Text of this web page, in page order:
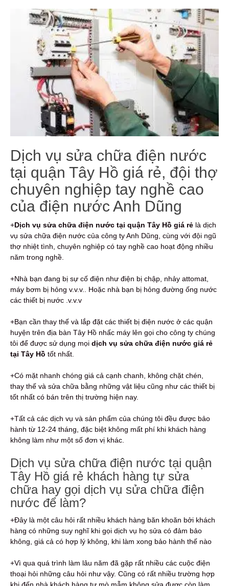
Dịch vụ sửa chữa điện nước
tại quận Tây Hồ giá rẻ, đội thợ
chuyên nghiệp tay nghề cao
của điện nước Anh Dũng
+Dịch vụ sửa chữa điện nước tại quận Tây Hồ giá rẻ là dịch
vụ sửa chữa điện nước của công ty Anh Dũng, cùng với đội ngũ
thợ nhiệt tình, chuyên nghiệp có tay nghề cao hoạt động nhiều
năm trong nghề.
+Nhà bạn đang bị sự cố điện như điện bị chập, nhảy attomat,
máy bơm bị hỏng v.v.v.. Hoặc nhà bạn bị hỏng đường ống nước
các thiết bị nước .v.v.v
+Bạn cần thay thế và lắp đặt các thiết bị điện nước ở các quận
huyện trên địa bàn Tây Hồ nhấc máy lên gọi cho công ty chúng
tôi để được sử dụng mọi dịch vụ sửa chữa điện nước giá rẻ
tại Tây Hồ tốt nhất.
+Có mặt nhanh chóng giá cả cạnh chanh, không chặt chén,
thay thế và sửa chữa bằng những vật liệu cũng như các thiết bị
tốt nhất có bán trên thị trường hiện nay.
+Tất cả các dịch vụ và sản phẩm của chúng tôi đều được bảo
hành từ 12-24 tháng, đặc biệt không mất phí khi khách hàng
không làm như một số đơn vị khác.
Dịch vụ sửa chữa điện nước tại quận
Tây Hồ giá rẻ khách hàng tự sửa
chữa hay gọi dịch vụ sửa chữa điện
nước để làm?
+Đây là một câu hỏi rất nhiều khách hàng băn khoăn bởi khách
hàng có những suy nghĩ khi gọi dịch vụ họ sửa có đảm bảo
không, giá cả có hợp lý không, khi làm xong bảo hành thế nào
+Vì qua quá trình làm lâu năm đã gặp rất nhiều các cuộc điện
thoại hỏi những câu hỏi như vậy. Cũng có rất nhiều trường hợp